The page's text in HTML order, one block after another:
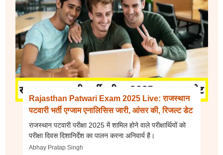
Rajasthan Patwari Exam 2025 Live: राजस्थान
पटवारी भर्ती एग्जाम एनालिसिस जारी, आंसर की, रिजल्ट डेट
राजस्थान पटवारी परीक्षा 2025 में शामिल होने वाले परीक्षार्थियों को
परीक्षा दिवस दिशानिर्देश का पालन करना अनिवार्य है।
Abhay Pratap Singh